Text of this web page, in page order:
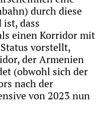
durch diese
dass
einen Korridor mit
vorstellt,
der Armenien
(obwohl sich der
nach der
von 2023 nun